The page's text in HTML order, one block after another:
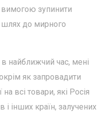
вимогою зупинити
шлях до мирного
найближчий час, мені
як запровадити
всі товари, які Росія
і інших країн, залучених